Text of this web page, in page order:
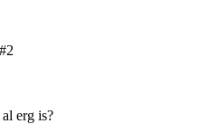
#2
erg is?